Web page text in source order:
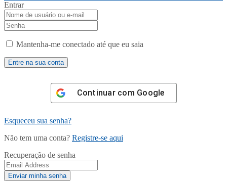
Entrar
Mantenha-me conectado até que eu saia
Continuar com Google
Esqueceu sua senha?
Não tem uma conta? Registre-se aqui
Recuperação de senha